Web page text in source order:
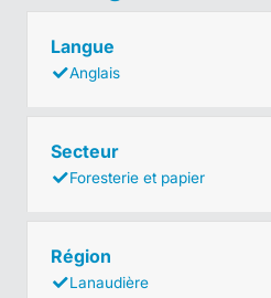
Langue
Anglais
Secteur
Foresterie et papier
Région
Lanaudière